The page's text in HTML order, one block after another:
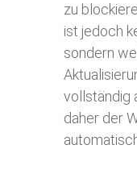
zu
ist jedoch
sondern
vollständig
daher der